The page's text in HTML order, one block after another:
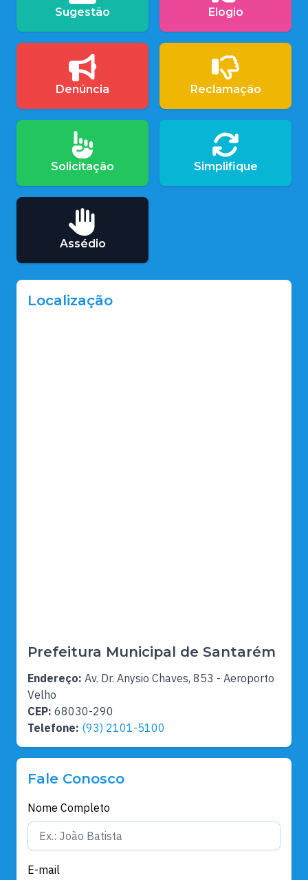
Sugestão Elogio
Denúncia Reclamação
Solicitação Simplifique
Assédio
Localização
Prefeitura Municipal de Santarém
Endereço: Av. Dr. Anysio Chaves, 853 - Aeroporto
Velho
CEP: 68030-290
Telefone: (93) 2101-5100
Fale Conosco
Nome Completo
E-mail